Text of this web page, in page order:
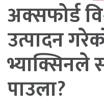
अक्सफोर्ड
उत्पादन
पाउला?